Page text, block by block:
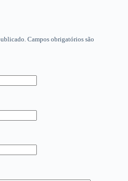
Campos obrigatórios são